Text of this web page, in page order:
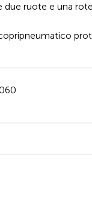
due ruote e una